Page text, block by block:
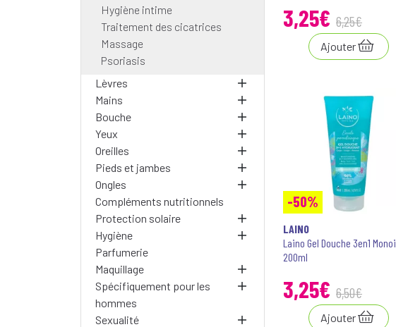
3,25€ 6,25€
Ajouter
-50%
LAINO
Laino Gel Douche 3en1 Monoi
200ml
3,25€ 6,50€
Ajouter
Hygiène intime
Traitement des cicatrices
Massage
Psoriasis
Lèvres
Mains
Bouche
Yeux
Oreilles
Pieds et jambes
Ongles
Compléments nutritionnels
Protection solaire
Hygiène
Parfumerie
Maquillage
Spécifiquement pour les
hommes
Sexualité